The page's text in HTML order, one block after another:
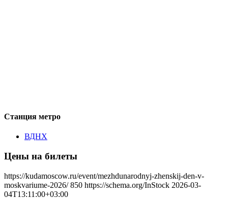
Станция метро
ВДНХ
Цены на билеты
https://kudamoscow.ru/event/mezhdunarodnyj-zhenskij-den-v-
moskvariume-2026/ 850 https://schema.org/InStock 2026-03-
04T13:11:00+03:00